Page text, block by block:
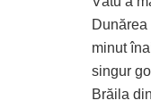
minut
singur
Brăila